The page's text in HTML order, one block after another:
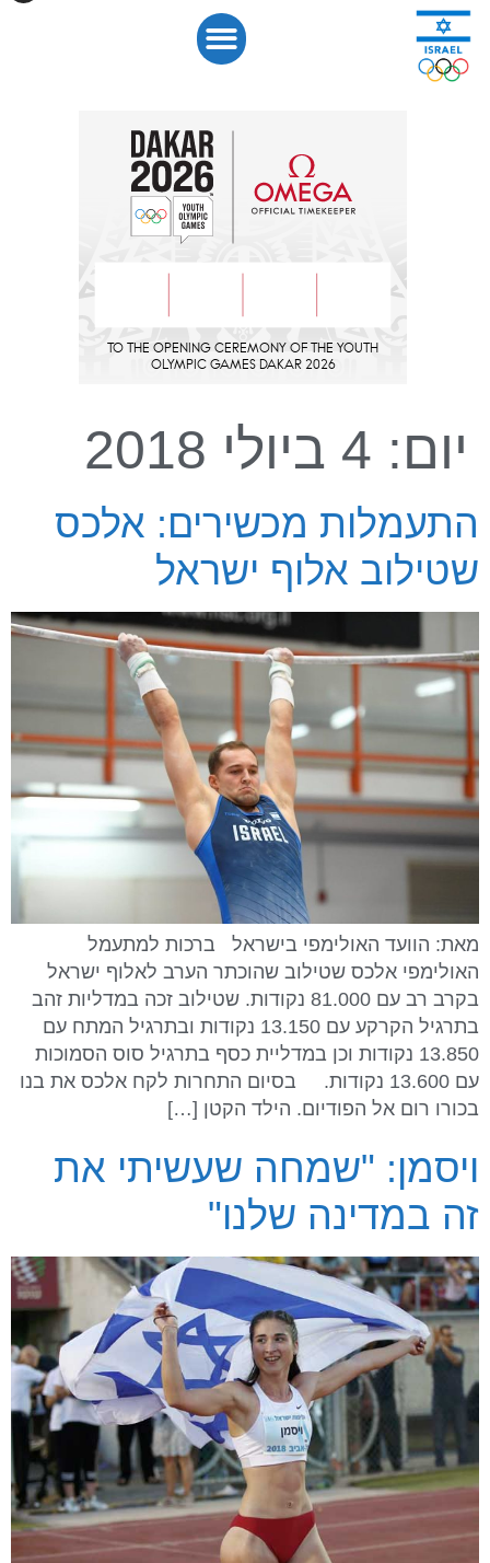
לתוכן
יום: 4 ביולי 2018
התעמלות מכשירים: אלכס
שטילוב אלוף ישראל
מאת: הוועד האולימפי בישראל ברכות למתעמל
האולימפי אלכס שטילוב שהוכתר הערב לאלוף ישראל
בקרב רב עם 81.000 נקודות. שטילוב זכה במדליות זהב
בתרגיל הקרקע עם 13.150 נקודות ובתרגיל המתח עם
13.850 נקודות וכן במדליית כסף בתרגיל סוס הסמוכות
עם 13.600 נקודות. בסיום התחרות לקח אלכס את בנו
בכורו רום אל הפודיום. הילד הקטן […]
ויסמן: "שמחה שעשיתי את
זה במדינה שלנו"